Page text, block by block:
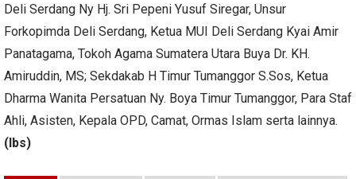
Deli Serdang Ny Hj. Sri Pepeni Yusuf Siregar, Unsur
Forkopimda Deli Serdang, Ketua MUI Deli Serdang Kyai Amir
Panatagama, Tokoh Agama Sumatera Utara Buya Dr. KH.
Amiruddin, MS; Sekdakab H Timur Tumanggor S.Sos, Ketua
Dharma Wanita Persatuan Ny. Boya Timur Tumanggor, Para Staf
Ahli, Asisten, Kepala OPD, Camat, Ormas Islam serta lainnya.
(lbs)